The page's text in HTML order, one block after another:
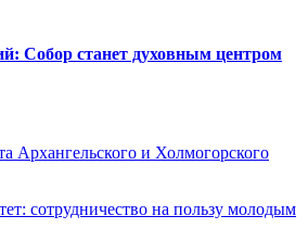
Собор станет духовным центром
Архангельского и Холмогорского